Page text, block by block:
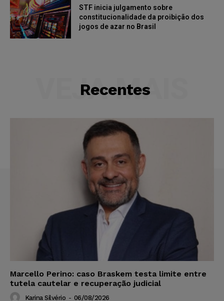
STF inicia julgamento sobre
constitucionalidade da proibição dos
jogos de azar no Brasil
Recentes
VEJA MAIS
Marcello Perino: caso Braskem testa limite entre
tutela cautelar e recuperação judicial
Karina Silvério - 06/08/2026